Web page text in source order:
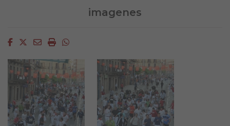
imagenes
Facebook
Twitter
EmailImprimirWhatsapp